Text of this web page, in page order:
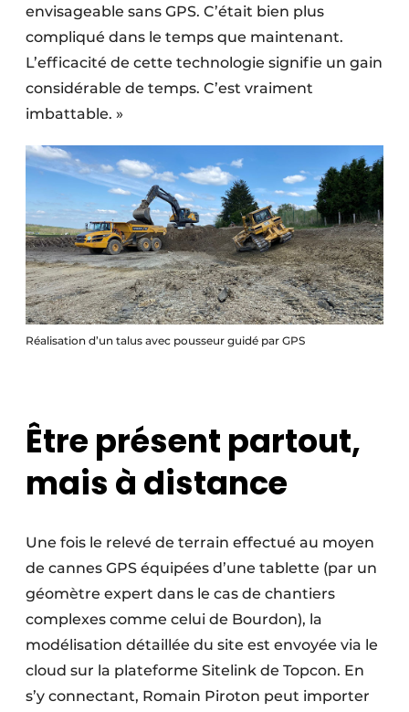
envisageable sans GPS. C’était bien plus
compliqué dans le temps que maintenant.
L’efficacité de cette technologie signifie un gain
considérable de temps. C’est vraiment
imbattable. »
Réalisation d’un talus avec pousseur guidé par GPS
Être présent partout,
mais à distance
Une fois le relevé de terrain effectué au moyen
de cannes GPS équipées d’une tablette (par un
géomètre expert dans le cas de chantiers
complexes comme celui de Bourdon), la
modélisation détaillée du site est envoyée via le
cloud sur la plateforme Sitelink de Topcon. En
s’y connectant, Romain Piroton peut importer